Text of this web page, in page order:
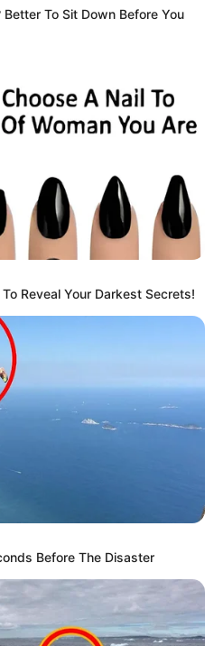
– 2 – 6 – 13 – 1
– 6 – 4 – 3 – 13 – 8
3 – 12 – 7 – 2 – 14 – 1
6 – 15 – 12 – 2 – 3
11 – 4 – 3 – 15 – 7
13 – 2 – 11 – 15
– 5 – 6 – 2 – 13 – 14 – 8
Better To Sit Down Before You
Reveal Your Darkest Secrets!
Before The Disaster